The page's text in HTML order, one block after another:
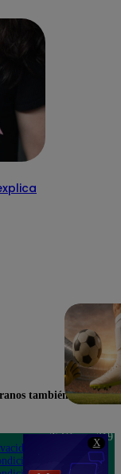
X
también en
Teléfono: 219
Av. San